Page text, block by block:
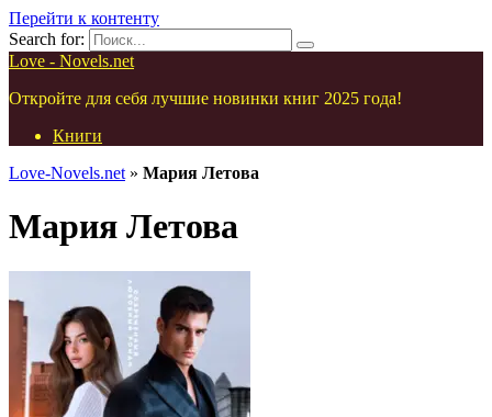
Перейти к контенту
Search for:
Love - Novels.net
Откройте для себя лучшие новинки книг 2025 года!
Книги
Love-Novels.net » Мария Летова
Мария Летова